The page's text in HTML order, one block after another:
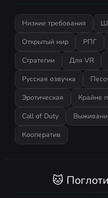
Низкие требования
Открытый мир
РПГ
Стратегии
Для VR
Русская озвучка
Эротическая
Крайне
Call of Duty
Кооператив
🐱